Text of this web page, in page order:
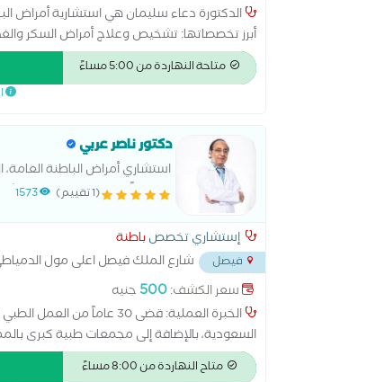
الدكتورة دعاء سليمان هي استشارية أمراض
أبرز تخصصاتها: تشخيص وعلاج أمراض السكر
والكلى. متابعة حالات ضغط الدم المرتفع
متاحة النهاردة من 5:00 مساءً
دكتور ناصر عربي
استشاري أمراض الباطنة
30 عاماً في العمل داخل مستشفيات وزارة الصحة المصرية والسعودية والمجمعات
(1 تقييم) 1573
إستشاري تخصصباطنة
فيصل شارع الملك فيصل اعلى مول
سعر الكشف:500 جنيه
الخبرة العملية: قضى 30
السعودية، بالإضافة إلى مجمعات طبية كبرى
الجهاز الهضمي من جامعة عين شمس
بجمهورية مصر العربية .الشهادات الإضافية:
متاح النهاردة من 8:00 مساءً